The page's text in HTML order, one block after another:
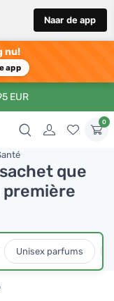
Naar de app
nu!
app
EUR
0
que
première
Unisex parfums